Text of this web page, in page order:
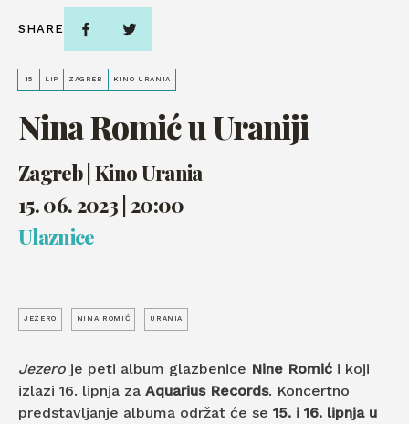
15 LIP ZAGREB KINO URANIA
Nina Romić u Uraniji
Zagreb | Kino Urania
15. 06. 2023 | 20:00
Ulaznice
SHARE
JEZERO NINA ROMIĆ URANIA
Jezero je peti album glazbenice Nine Romić i koji
izlazi 16. lipnja za Aquarius Records. Koncertno
predstavljanje albuma održat će se 15. i 16. lipnja u